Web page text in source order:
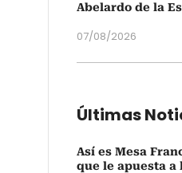
Abelardo de la
07/08/2026
Últimas
Así es Mesa
que le apuesta a